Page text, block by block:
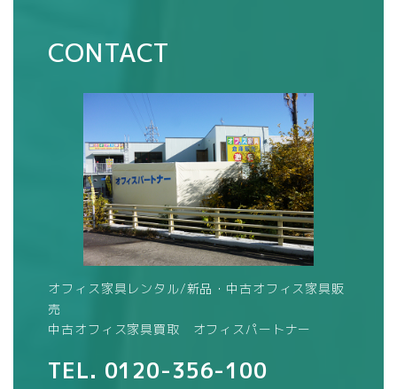
CONTACT
オフィス家具レンタル/新品・中古オフィス家具販
売
中古オフィス家具買取 オフィスパートナー
TEL. 0120-356-100